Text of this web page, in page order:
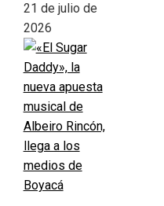
21 de julio de
2026